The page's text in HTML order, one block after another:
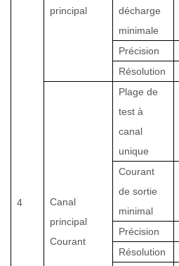
4
principal
décharge
minimale
Précision
Résolution
Canal
principal
Courant
Plage de
test à
canal
unique
Courant
de sortie
minimal
Précision
Résolution